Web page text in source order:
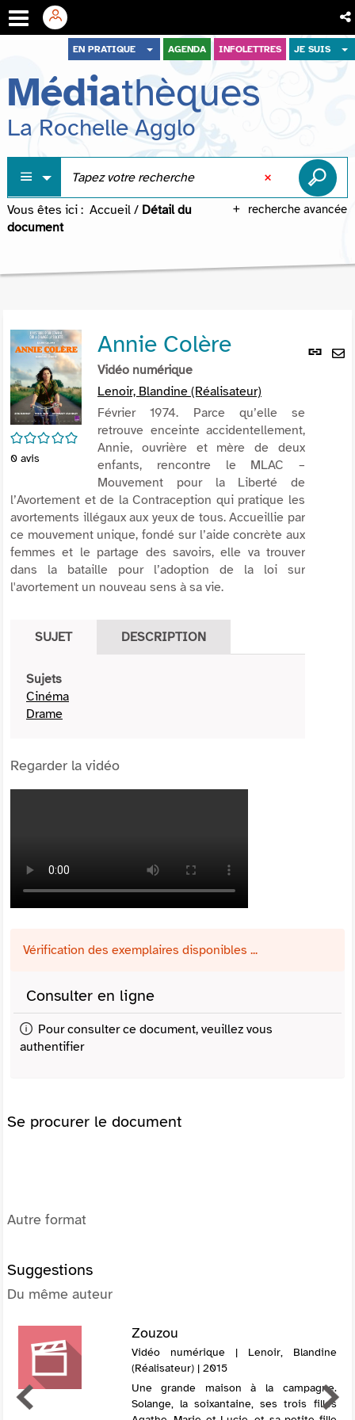
menu
contenu
recherche
EN PRATIQUE AGENDA INFOLETTRES JE SUIS
Médiathèques
La Rochelle Agglo
recherche avancée
Vous êtes ici : Accueil / Détail du
document
Lien
/5
0 avis
Annie Colère
Vidéo numérique
Lenoir, Blandine (Réalisateur)
Février 1974. Parce qu’elle se
retrouve enceinte accidentellement,
Annie, ouvrière et mère de deux
enfants, rencontre le MLAC –
Mouvement pour la Liberté de
l’Avortement et de la Contraception qui pratique les
avortements illégaux aux yeux de tous. Accueillie par
ce mouvement unique, fondé sur l’aide concrète aux
femmes et le partage des savoirs, elle va trouver
dans la bataille pour l’adoption de la loi sur
l'avortement un nouveau sens à sa vie.
SUJET DESCRIPTION
Sujets
Cinéma
Drame
Regarder la vidéo
Vérification des exemplaires disponibles ...
Consulter en ligne
Pour consulter ce document, veuillez vous
authentifier
Se procurer le document
Autre format
Suggestions
Du même auteur
Zouzou
Vidéo numérique | Lenoir, Blandine
(Réalisateur) | 2015
Une grande maison à la campagne.
Solange, la soixantaine, ses trois filles